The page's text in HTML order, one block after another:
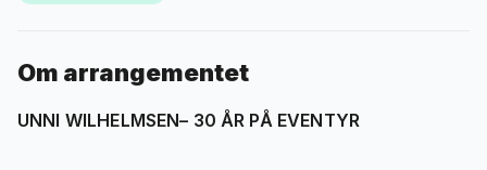
Om arrangementet
UNNI WILHELMSEN– 30 ÅR PÅ EVENTYR